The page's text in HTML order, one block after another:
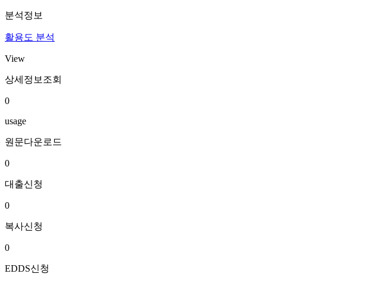
분석정보
활용도 분석
View
상세정보조회
0
usage
원문다운로드
0
대출신청
0
복사신청
0
EDDS신청